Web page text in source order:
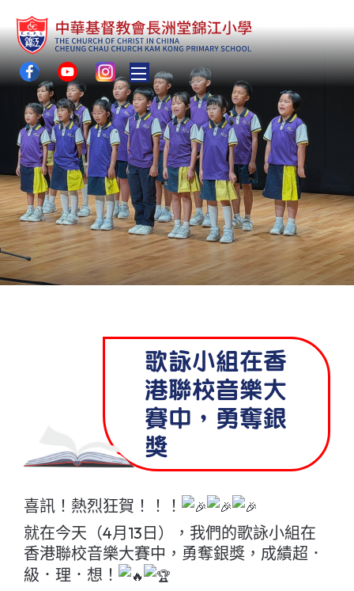
Toggle main menu visibility
歌詠小組在香
港聯校音樂大
賽中，勇奪銀
獎
喜訊！熱烈狂賀！！！
就在今天（4月13日），我們的歌詠小組在
香港聯校音樂大賽中，勇奪銀獎，成績超．
級．理．想！